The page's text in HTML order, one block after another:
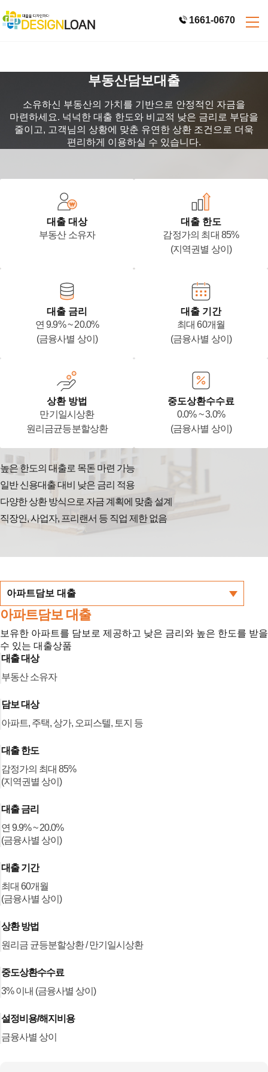
1661-0670
부동산담보대출
소유하신 부동산의 가치를 기반으로 안정적인 자금을
마련하세요. 넉넉한 대출 한도와 비교적 낮은 금리로 부담을
줄이고, 고객님의 상황에 맞춘 유연한 상환 조건으로 더욱
편리하게 이용하실 수 있습니다.
대출 대상
부동산 소유자
대출 한도
감정가의 최대 85%
(지역권별 상이)
대출 금리
연 9.9% ~ 20.0%
(금융사별 상이)
대출 기간
최대 60개월
(금융사별 상이)
상환 방법
만기일시상환
원리금균등분할상환
중도상환수수료
0.0% ~ 3.0%
(금융사별 상이)
높은 한도의 대출로 목돈 마련 가능
일반 신용대출 대비 낮은 금리 적용
다양한 상환 방식으로 자금 계획에 맞춤 설계
직장인, 사업자, 프리랜서 등 직업 제한 없음
아파트담보 대출
아파트담보 대출
보유한 아파트를 담보로 제공하고 낮은 금리와 높은 한도를 받을
수 있는 대출상품
대출 대상
부동산 소유자
담보 대상
아파트, 주택, 상가, 오피스텔, 토지 등
대출 한도
감정가의 최대 85%
(지역권별 상이)
대출 금리
연 9.9% ~ 20.0%
(금융사별 상이)
대출 기간
최대 60개월
(금융사별 상이)
상환 방법
원리금 균등분할상환 / 만기일시상환
중도상환수수료
3% 이내 (금융사별 상이)
설정비용/해지비용
금융사별 상이